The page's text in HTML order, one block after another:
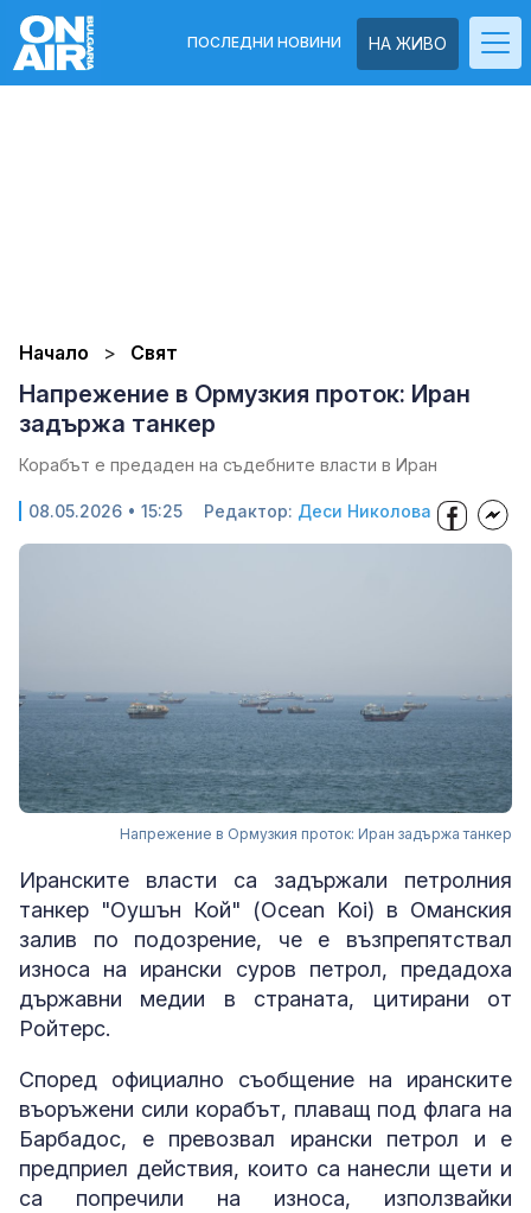
НА ЖИВО
ПОСЛЕДНИ НОВИНИ
Начало Свят
Напрежение в Ормузкия проток: Иран
задържа танкер
Корабът е предаден на съдебните власти в Иран
08.05.2026 • 15:25 Редактор: Деси Николова
Напрежение в Ормузкия проток: Иран задържа танкер
Иранските власти са задържали петролния
танкер "Оушън Кой" (Ocean Koi) в Оманския
залив по подозрение, че е възпрепятствал
износа на ирански суров петрол, предадоха
държавни медии в страната, цитирани от
Ройтерс.
Според официално съобщение на иранските
въоръжени сили корабът, плаващ под флага на
Барбадос, е превозвал ирански петрол и е
предприел действия, които са нанесли щети и
са попречили на износа, използвайки